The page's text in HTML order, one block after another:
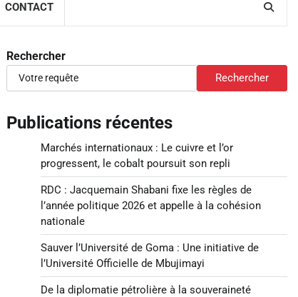
CONTACT
Rechercher
Rechercher
Publications récentes
Marchés internationaux : Le cuivre et l’or
progressent, le cobalt poursuit son repli
RDC : Jacquemain Shabani fixe les règles de
l’année politique 2026 et appelle à la cohésion
nationale
Sauver l’Université de Goma : Une initiative de
l’Université Officielle de Mbujimayi
De la diplomatie pétrolière à la souveraineté